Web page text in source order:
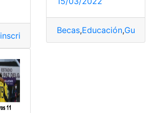
inscripción plataforma,sector fiscal
Becas,Educación,